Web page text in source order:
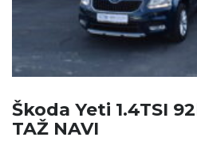
Škoda Yeti 1.4TSI
TAŽ NAVI